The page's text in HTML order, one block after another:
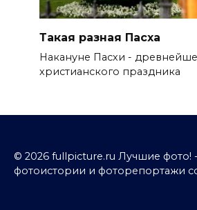
Такая разная Пасха
Накануне Пасхи -
христианского праздника
© 2026 fullpicture.ru Лучшие фото!
фотоистории и фоторепортажи